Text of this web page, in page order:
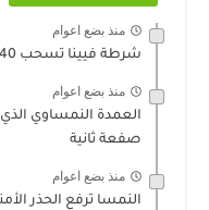
منذ بضع اعوام
شرطة فيينا تسحب 40 رخصة سياقة
منذ بضع اعوام
العمدة النمساوي
صفعة ثانية
منذ بضع اعوام
النمسا ترفع الحذر